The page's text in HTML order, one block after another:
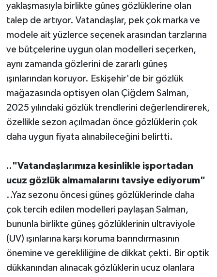
yaklaşmasıyla birlikte güneş gözlüklerine olan
talep de artıyor. Vatandaşlar, pek çok marka ve
modele ait yüzlerce seçenek arasından tarzlarına
ve bütçelerine uygun olan modelleri seçerken,
aynı zamanda gözlerini de zararlı güneş
ışınlarından koruyor. Eskişehir'de bir gözlük
mağazasında optisyen olan Çiğdem Salman,
2025 yılındaki gözlük trendlerini değerlendirerek,
özellikle sezon açılmadan önce gözlüklerin çok
daha uygun fiyata alınabileceğini belirtti.
.."Vatandaşlarımıza kesinlikle işportadan
ucuz gözlük almamalarını tavsiye ediyorum"
..Yaz sezonu öncesi güneş gözlüklerinde daha
çok tercih edilen modelleri paylaşan Salman,
bununla birlikte güneş gözlüklerinin ultraviyole
(UV) ışınlarına karşı koruma barındırmasının
önemine ve gerekliliğine de dikkat çekti. Bir optik
dükkanından alınacak gözlüklerin ucuz olanlara